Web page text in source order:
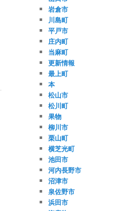
岩倉市
川島町
平戸市
庄内町
当麻町
更新情報
最上町
本
松山市
松川町
果物
柳川市
栗山町
横芝光町
池田市
河内長野市
沼津市
泉佐野市
浜田市